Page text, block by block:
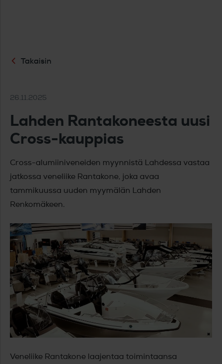
Takaisin
26.11.2025
Lahden Rantakoneesta uusi
Cross-kauppias
Cross-alumiiniveneiden myynnistä Lahdessa vastaa
jatkossa veneliike Rantakone, joka avaa
tammikuussa uuden myymälän Lahden
Renkomäkeen.
Veneliike Rantakone laajentaa toimintaansa